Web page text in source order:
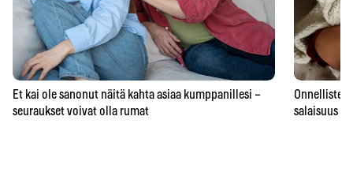
Et kai ole sanonut näitä kahta asiaa kumppanillesi –
seuraukset voivat olla rumat
Onnellisten
salaisuus –